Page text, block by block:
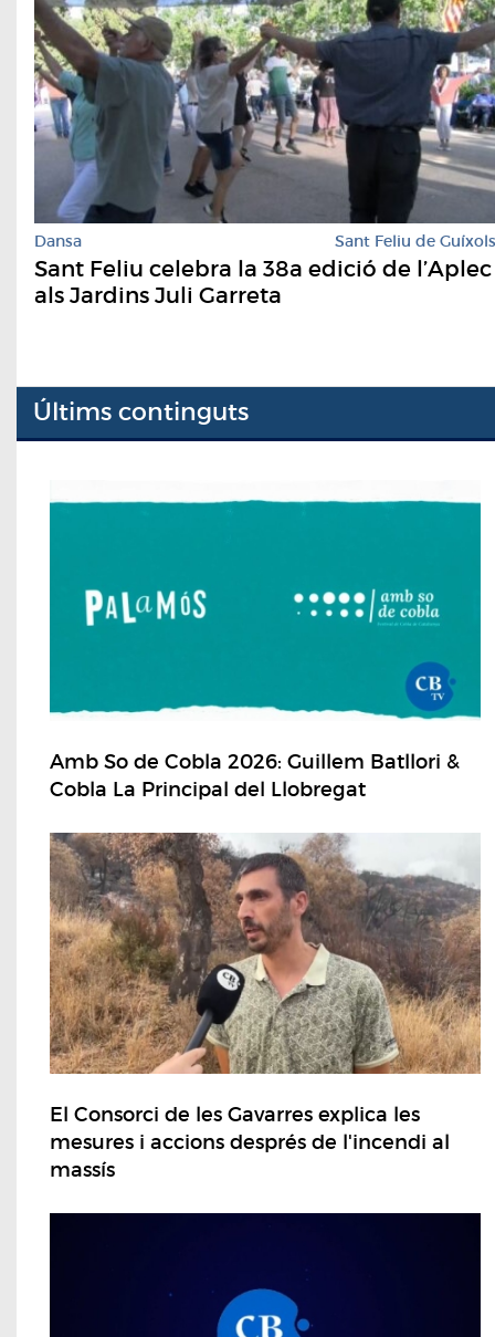
Dansa Sant Feliu de Guíxols
Sant Feliu celebra la 38a edició de l’Aplec
als Jardins Juli Garreta
Últims continguts
Amb So de Cobla 2026: Guillem Batllori &
Cobla La Principal del Llobregat
El Consorci de les Gavarres explica les
mesures i accions després de l'incendi al
massís